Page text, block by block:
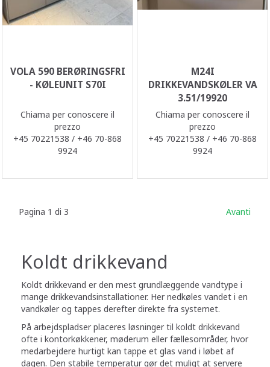
VOLA 590 BERØRINGSFRI
- KØLEUNIT S70I
Chiama per conoscere il
prezzo
+45 70221538 / +46 70-868
9924
M24I
DRIKKEVANDSKØLER VA
3.51/19920
Chiama per conoscere il
prezzo
+45 70221538 / +46 70-868
9924
Pagina 1 di 3 Avanti
Koldt drikkevand
Koldt drikkevand er den mest grundlæggende vandtype i
mange drikkevandsinstallationer. Her nedkøles vandet i en
vandkøler og tappes derefter direkte fra systemet.
På arbejdspladser placeres løsninger til koldt drikkevand
ofte i kontorkøkkener, møderum eller fællesområder, hvor
medarbejdere hurtigt kan tappe et glas vand i løbet af
dagen. Den stabile temperatur gør det muligt at servere